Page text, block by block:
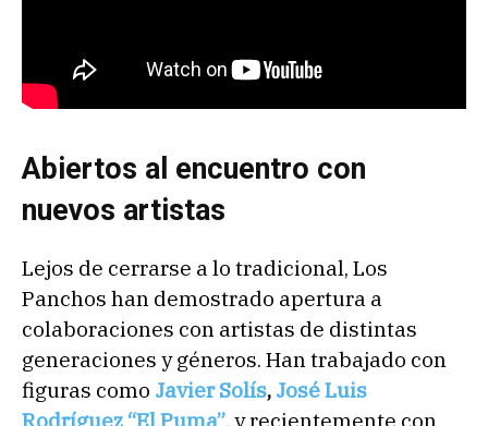
Abiertos al encuentro con
nuevos artistas
Lejos de cerrarse a lo tradicional, Los
Panchos han demostrado apertura a
colaboraciones con artistas de distintas
generaciones y géneros. Han trabajado con
figuras como Javier Solís, José Luis
Rodríguez “El Puma”, y recientemente con